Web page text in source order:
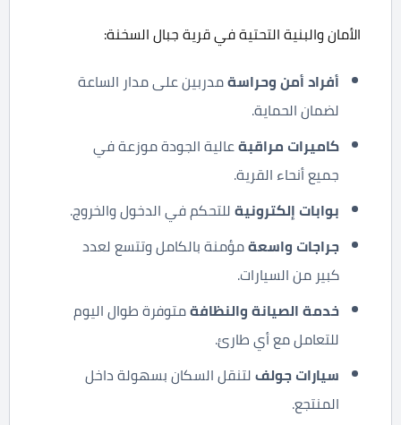
الأمان والبنية التحتية في قرية جبال السخنة:
أفراد أمن وحراسةمدربين على مدار الساعة
لضمان الحماية.
كاميرات مراقبةعالية الجودة موزعة في
جميع أنحاء القرية.
بوابات إلكترونيةللتحكم في الدخول والخروج.
جراجات واسعةمؤمنة بالكامل وتتسع لعدد
كبير من السيارات.
خدمة الصيانة والنظافةمتوفرة طوال اليوم
للتعامل مع أي طارئ.
سيارات جولفلتنقل السكان بسهولة داخل
المنتجع.